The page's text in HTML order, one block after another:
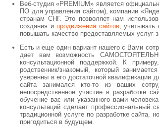
Веб-студия «PREMIUM» является
ПО для управления сайтом), компании
странам СНГ. Это позволяет нам
создания и продвижения сайтов, учитывать
повышать качество предоставляемых услуг
Есть и еще один вариант нашего с Вами
дает вам возможность
консультационной поддержкой. К
родственник/знакомый, который
уверенны в его достаточной квалификации
сайта занимался кто-то из ваших
непосредственное участие в разработке
обучение вас или указанного вами
консультаций сделает профессиональный
традиционной услуге по разработке сайта,
пригодиться в будущем.